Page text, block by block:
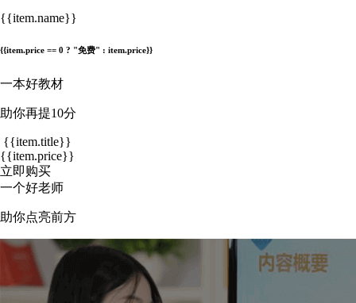
{{item.name}}
{{item.price == 0 ? "免费" : item.price}}
一本好教材
助你再提10分
{{item.title}}
{{item.price}}
立即购买
一个好老师
助你点亮前方